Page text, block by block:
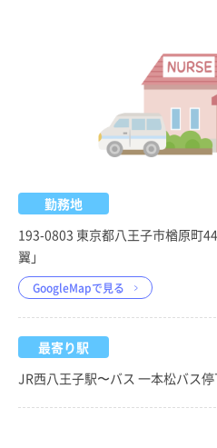
勤務地
193-0803 東京都八王子市楢原町
翼」
GoogleMapで見る
最寄り駅
JR西八王子駅〜バス 一本松バス